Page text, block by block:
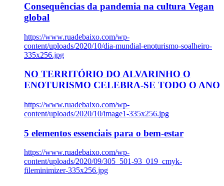
Consequências da pandemia na cultura Vegan
global
https://www.ruadebaixo.com/wp-
content/uploads/2020/10/dia-mundial-enoturismo-soalheiro-
335x256.jpg
NO TERRITÓRIO DO ALVARINHO O
ENOTURISMO CELEBRA-SE TODO O ANO
https://www.ruadebaixo.com/wp-
content/uploads/2020/10/image1-335x256.jpg
5 elementos essenciais para o bem-estar
https://www.ruadebaixo.com/wp-
content/uploads/2020/09/305_501-93_019_cmyk-
fileminimizer-335x256.jpg